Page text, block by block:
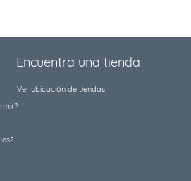
Encuentra una tienda
Ver ubicación de tiendas